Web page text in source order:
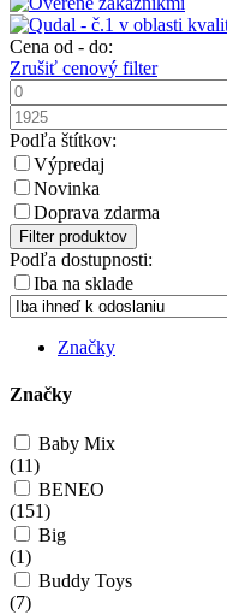
Cena od - do:
Zrušiť cenový filter
Podľa štítkov:
Výpredaj
Novinka
Doprava zdarma
Filter produktov
Podľa dostupnosti:
Iba na sklade
Značky
Značky
Baby Mix
(11)
BENEO
(151)
Big
(1)
Buddy Toys
(7)